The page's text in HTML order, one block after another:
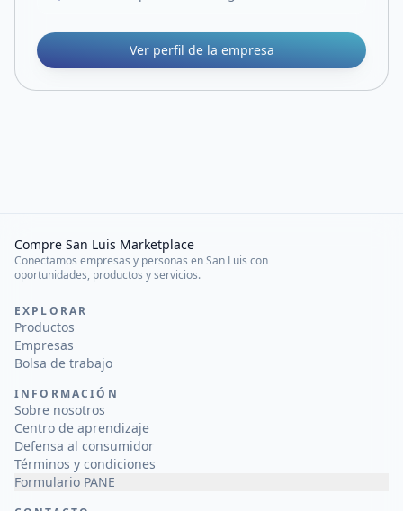
Ver perfil de la empresa
Compre San Luis Marketplace
Conectamos empresas y personas en San Luis con
oportunidades, productos y servicios.
EXPLORAR
Productos
Empresas
Bolsa de trabajo
INFORMACIÓN
Sobre nosotros
Centro de aprendizaje
Defensa al consumidor
Términos y condiciones
Formulario PANE